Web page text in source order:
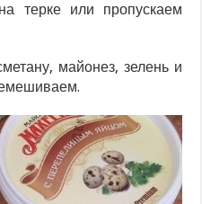
терке или пропускаем
майонез, зелень и